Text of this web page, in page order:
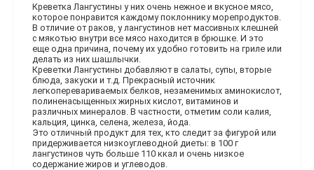
Креветка Лангустины у них очень нежное и вкусное мясо,
которое понравится каждому поклоннику морепродуктов.
В отличие от раков, у лангустинов нет массивных клешней
с мякотью внутри все мясо находится в брюшке. И это
еще одна причина, почему их удобно готовить на гриле или
делать из них шашлычки.
Креветки Лангустины добавляют в салаты, супы, вторые
блюда, закуски и т.д. Прекрасный источник
легкоперевариваемых белков, незаменимых аминокислот,
полиненасыщенных жирных кислот, витаминов и
различных минералов. В частности, отметим соли калия,
кальция, цинка, селена, железа, йода.
Это отличный продукт для тех, кто следит за фигурой или
придерживается низкоуглеводной диеты: в 100 г
лангустинов чуть больше 110 ккал и очень низкое
содержание жиров и углеводов.